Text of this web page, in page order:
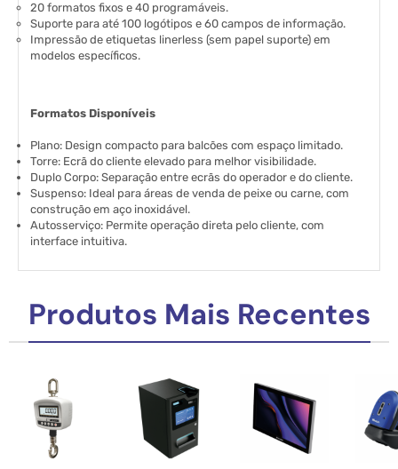
20 formatos fixos e 40 programáveis.
Suporte para até 100 logótipos e 60 campos de informação.
Impressão de etiquetas linerless (sem papel suporte) em
modelos específicos.
Formatos Disponíveis
Plano: Design compacto para balcões com espaço limitado.
Torre: Ecrã do cliente elevado para melhor visibilidade.
Duplo Corpo: Separação entre ecrãs do operador e do cliente.
Suspenso: Ideal para áreas de venda de peixe ou carne, com
construção em aço inoxidável.
Autosserviço: Permite operação direta pelo cliente, com
interface intuitiva.
Produtos Mais Recentes